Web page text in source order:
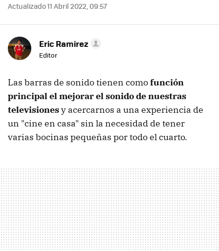
Actualizado 11 Abril 2022, 09:57
Eric Ramirez
Editor
Las barras de sonido tienen comofunción
principal el mejorar el sonido de nuestras
televisionesy acercarnos a una experiencia de
un "cine en casa" sin la necesidad de tener
varias bocinas pequeñas por todo el cuarto.